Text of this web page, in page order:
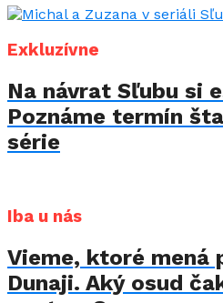
Exkluzívne
Na návrat Sľubu si
Poznáme termín
série
Iba u nás
Vieme, ktoré mená
Dunaji. Aký osud